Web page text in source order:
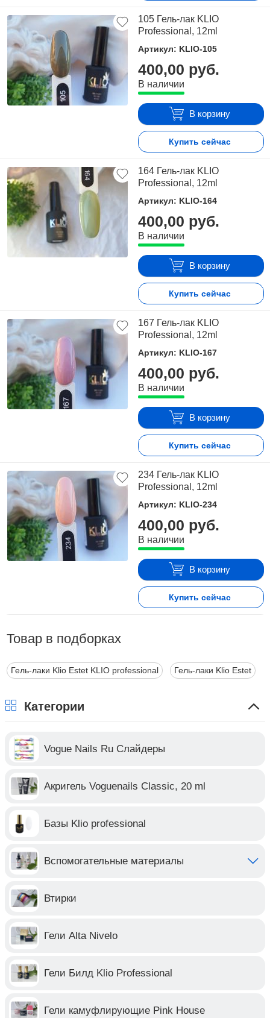
105 Гель-лак KLIO
Professional, 12ml
Артикул: KLIO-105
400,00 руб.
В наличии
В корзину
Купить сейчас
164 Гель-лак KLIO
Professional, 12ml
Артикул: KLIO-164
400,00 руб.
В наличии
В корзину
Купить сейчас
167 Гель-лак KLIO
Professional, 12ml
Артикул: KLIO-167
400,00 руб.
В наличии
В корзину
Купить сейчас
234 Гель-лак KLIO
Professional, 12ml
Артикул: KLIO-234
400,00 руб.
В наличии
В корзину
Купить сейчас
Товар в подборках
Гель-лаки Klio Estet KLIO professional Гель-лаки Klio Estet
Категории
Vogue Nails Ru Слайдеры
Акригель Voguenails Classic, 20 ml
Базы Klio professional
Вспомогательные материалы
Втирки
Гели Alta Nivelo
Гели Билд Klio Professional
Гели камуфлирующие Pink House